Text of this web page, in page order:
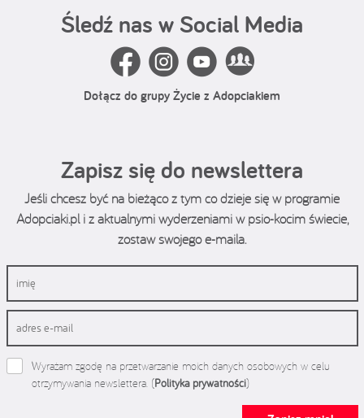
Śledź nas w Social Media
Dołącz do grupy Życie z Adopciakiem
Zapisz się do newslettera
Jeśli chcesz być na bieżąco z tym co dzieje się w programie
Adopciaki.pl i z aktualnymi wyderzeniami w psio-kocim świecie,
zostaw swojego e-maila.
Wyrażam zgodę na przetwarzanie moich danych osobowych w celu
otrzymywania newslettera. (Polityka prywatności)